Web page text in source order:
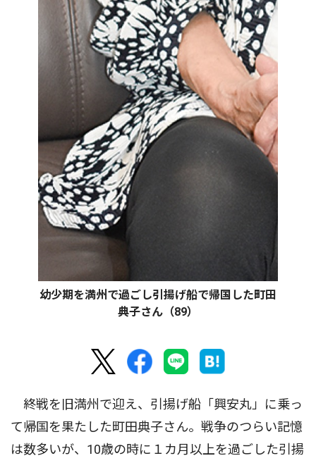
幼少期を満州で過ごし引揚げ船で帰国した町田
典子さん（89）
終戦を旧満州で迎え、引揚げ船「興安丸」に乗っ
て帰国を果たした町田典子さん。戦争のつらい記憶
は数多いが、10歳の時に１カ月以上を過ごした引揚